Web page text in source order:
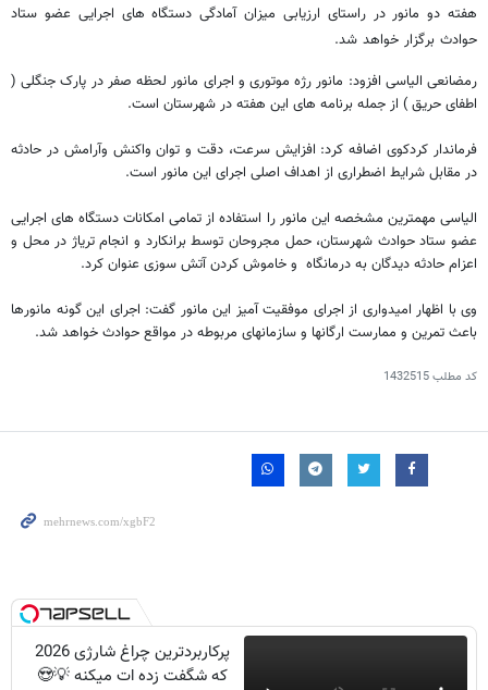
هفته دو مانور در راستای ارزیابی میزان آمادگی دستگاه های اجرایی عضو ستاد
حوادث برگزار خواهد شد.
رمضانعی الیاسی افزود: مانور رژه موتوری و اجرای مانور لحظه صفر در پارک جنگلی (
اطفای حریق ) از جمله برنامه های این هفته در شهرستان است.
فرماندار کردکوی اضافه کرد: افزایش سرعت، دقت و توان واکنش وآرامش در حادثه
در مقابل شرایط اضطراری از اهداف اصلی اجرای این مانور است.
الیاسی مهمترین مشخصه این مانور را استفاده از تمامی امکانات دستگاه های اجرایی
عضو ستاد حوادث شهرستان، حمل مجروحان توسط برانکارد و انجام تریاژ در محل و
اعزام حادثه دیدگان به درمانگاه و خاموش کردن آتش سوزی عنوان کرد.
وی با اظهار امیدواری از اجرای موفقیت آمیز این مانور گفت: اجرای این گونه مانورها
باعث تمرین و ممارست ارگانها و سازمانهای مربوطه در مواقع حوادث خواهد شد.
کد مطلب1432515
پرکاربردترین چراغ شارژی 2026
که شگفت زده ات میکنه 💡😍